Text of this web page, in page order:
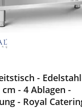
-
cm - 4 Ablagen -
- Royal